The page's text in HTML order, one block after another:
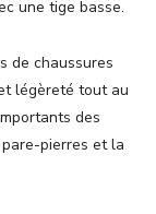
une tige basse.
de chaussures
légèreté tout au
des
pierres et la